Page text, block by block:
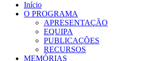
Início
O PROGRAMA
APRESENTAÇÃO
EQUIPA
PUBLICAÇÕES
RECURSOS
MEMÓRIAS